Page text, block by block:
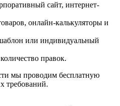
сайт, интернет-
онлайн-калькуляторы и
или индивидуальный
правок.
мы проводим бесплатную
требований.